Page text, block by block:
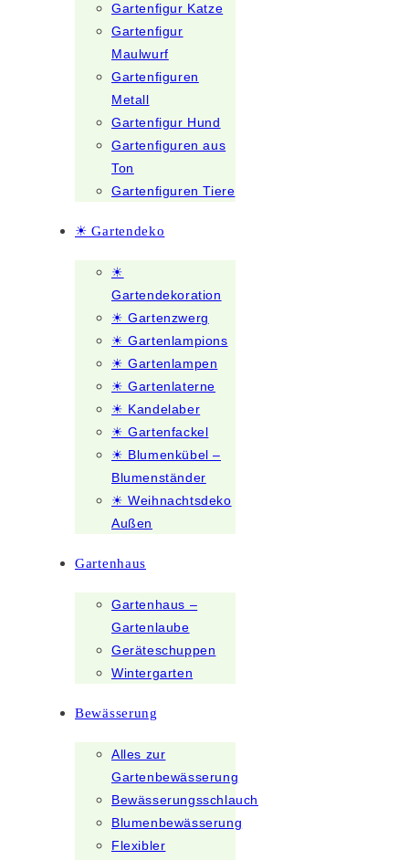
Gartenfigur Katze
Gartenfigur
Maulwurf
Gartenfiguren
Metall
Gartenfigur Hund
Gartenfiguren aus
Ton
Gartenfiguren Tiere
☀ Gartendeko
☀
Gartendekoration
☀ Gartenzwerg
☀ Gartenlampions
☀ Gartenlampen
☀ Gartenlaterne
☀ Kandelaber
☀ Gartenfackel
☀ Blumenkübel –
Blumenständer
☀ Weihnachtsdeko
Außen
Gartenhaus
Gartenhaus –
Gartenlaube
Geräteschuppen
Wintergarten
Bewässerung
Alles zur
Gartenbewässerung
Bewässerungsschlauch
Blumenbewässerung
Flexibler